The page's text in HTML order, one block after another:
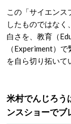
この「サイエンス
したものではなく
白さを、教育（
（Experiment）
を自ら切り拓いて
米村でんじろう
ンスショーでブ